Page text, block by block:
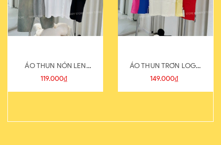
ÁO THUN NÓN LEN
821-1
119.000₫
ÁO THUN TRƠN LOGO
SAU
149.000₫